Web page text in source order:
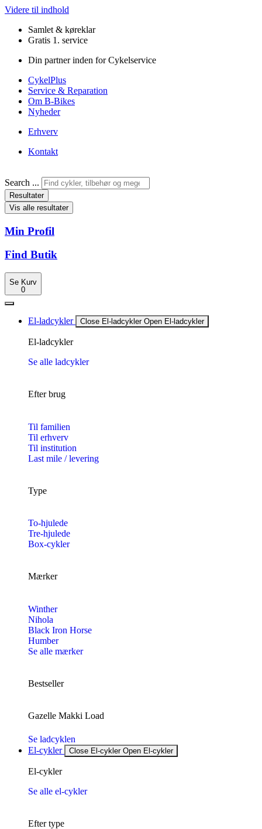
Videre til indhold
Samlet & køreklar
Gratis 1. service
Din partner inden for Cykelservice
CykelPlus
Service & Reparation
Om B-Bikes
Nyheder
Erhverv
Kontakt
Search ...
Resultater
Vis alle resultater
Min Profil
Find Butik
Se Kurv
0
El-ladcykler Close El-ladcykler Open El-ladcykler
El-ladcykler
Se alle ladcykler
Efter brug
Til familien
Til erhverv
Til institution
Last mile / levering
Type
To-hjulede
Tre-hjulede
Box-cykler
Mærker
Winther
Nihola
Black Iron Horse
Humber
Se alle mærker
Bestseller
Gazelle Makki Load
Se ladcyklen
El-cykler
Close El-cykler Open El-cykler
El-cykler
Se alle el-cykler
Efter type